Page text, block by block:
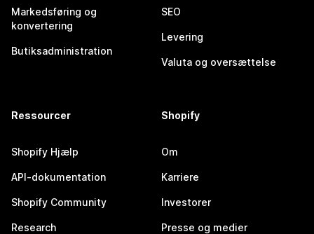
Markedsføring og
konvertering
Butiksadministration
SEO
Levering
Valuta og oversættelse
Ressourcer
Shopify Hjælp
API-dokumentation
Shopify Community
Research
Shopify
Om
Karriere
Investorer
Presse og medier